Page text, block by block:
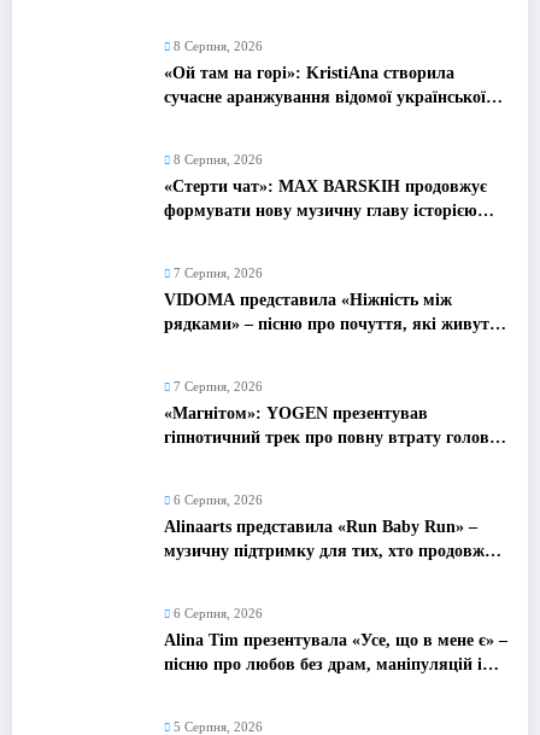
8 Серпня, 2026
«Ой там на горі»: KristiAna створила
сучасне аранжування відомої української
8 Серпня, 2026
«Стерти чат»: MAX BARSKIH продовжує
формувати нову музичну главу історією
7 Серпня, 2026
VIDOMA представила «Ніжність між
рядками» – пісню про почуття, які живуть
7 Серпня, 2026
«Магнітом»: YOGEN презентував
гіпнотичний трек про повну втрату голови
6 Серпня, 2026
Alinaarts представила «Run Baby Run» –
музичну підтримку для тих, хто продовжує
6 Серпня, 2026
Alina Tim презентувала «Усе, що в мене є» –
пісню про любов без драм, маніпуляцій і
5 Серпня, 2026